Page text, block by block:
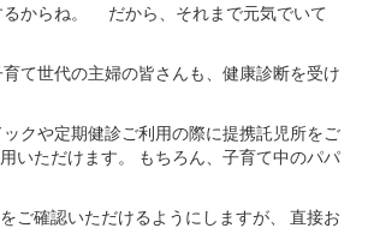
からね。 だから、それまで元気でいて
て世代の主婦の皆さんも、健康診断を受け
クや定期健診ご利用の際に提携託児所をご
いただけます。 もちろん、子育て中のパパ
ご確認いただけるようにしますが、 直接お